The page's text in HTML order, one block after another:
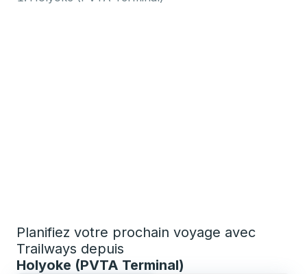
Planifiez votre prochain voyage avec
Trailways depuis
Holyoke (PVTA Terminal)